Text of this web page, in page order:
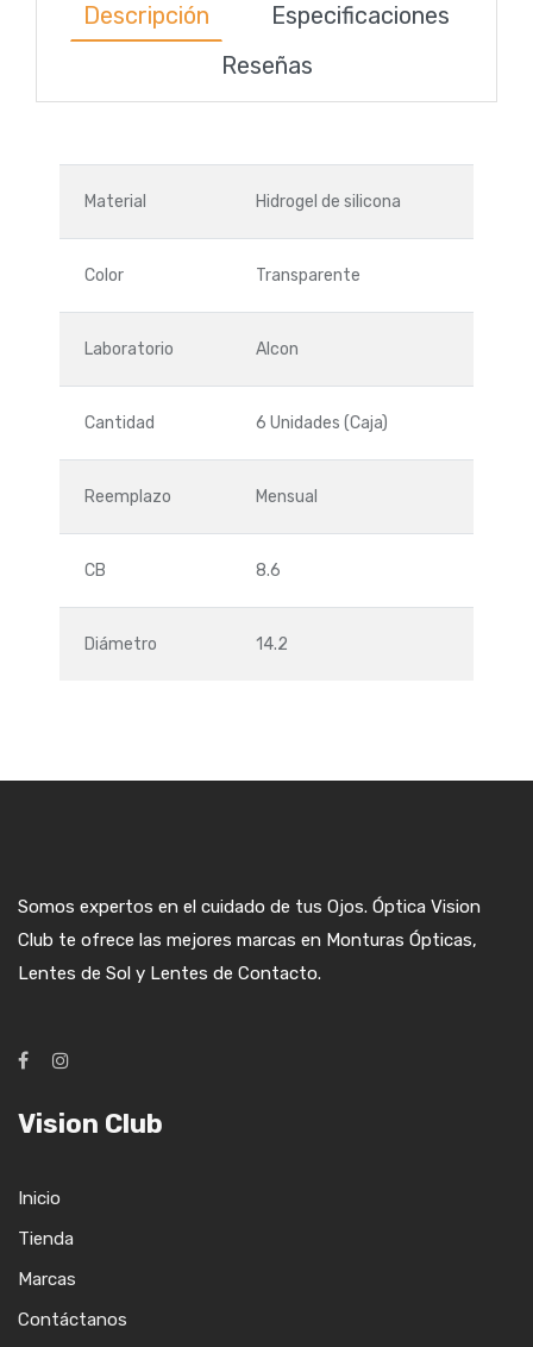
Descripción
Especificaciones
Reseñas
Material Hidrogel de silicona
Color Transparente
Laboratorio Alcon
Cantidad 6 Unidades (Caja)
Reemplazo Mensual
CB 8.6
Diámetro 14.2
Somos expertos en el cuidado de tus Ojos. Óptica Vision
Club te ofrece las mejores marcas en Monturas Ópticas,
Lentes de Sol y Lentes de Contacto.
Vision Club
Inicio
Tienda
Marcas
Contáctanos